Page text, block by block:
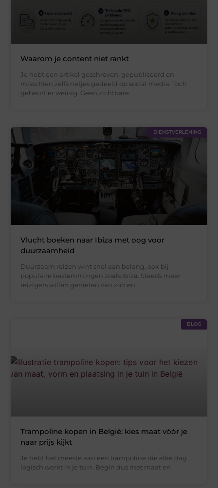
Waarom je content niet rankt
Je hebt een artikel geschreven, gepubliceerd en
misschien zelfs netjes gedeeld op social media. Toch
gebeurt er weinig. Geen zichtbare
DIENSTVERLENING
Vlucht boeken naar Ibiza met oog voor
duurzaamheid
Duurzaam reizen wint snel aan belang, ook bij
populaire bestemmingen zoals Ibiza. Steeds meer
reizigers willen genieten van zon en
BLOG
Trampoline kopen in België: kies maat vóór je
naar prijs kijkt
Je hebt het meeste aan een trampoline die elke dag
logisch werkt in je tuin. Begin dus met maat en